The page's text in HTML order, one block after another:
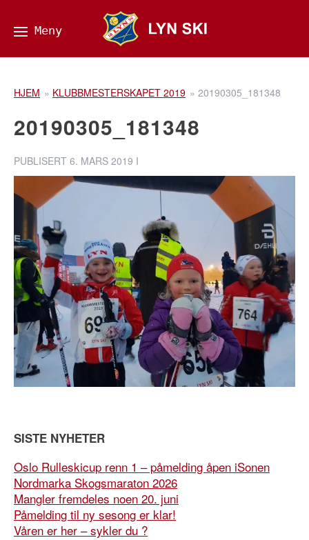
HJEM » KLUBBMESTERSKAPET 2019 » 20190305_181348
20190305_181348
PUBLISERT 6. MARS 2019 I
SISTE NYHETER
Oslo Rulleskicup renn 1 – påmelding åpen iSonen
Nordmarka Skogsmaraton 2026
Mangler fremdeles noen 20. juni
Påmelding til ny sesong er klar!
Våren er her – sykler du ?